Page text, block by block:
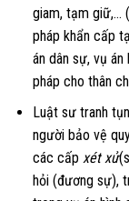
giam, tạm giữ,…
pháp khẩn cấp
án dân sự, vụ
pháp cho thân
Luật sư tranh
người bảo vệ
các cấp xét xử
hỏi (đương sự),